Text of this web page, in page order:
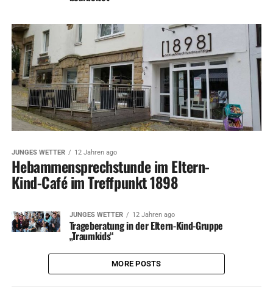
JUNGES WETTER 12 Jahren ago
Hebammensprechstunde im Eltern-
Kind-Café im Treffpunkt 1898
JUNGES WETTER 12 Jahren ago
Trageberatung in der Eltern-Kind-Gruppe
„Traumkids“
MORE POSTS